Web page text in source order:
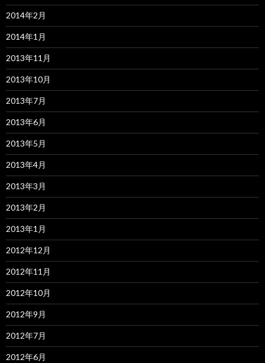
2014年2月
2014年1月
2013年11月
2013年10月
2013年7月
2013年6月
2013年5月
2013年4月
2013年3月
2013年2月
2013年1月
2012年12月
2012年11月
2012年10月
2012年9月
2012年7月
2012年6月